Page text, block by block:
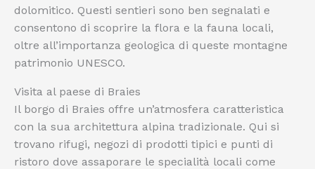
dolomitico. Questi sentieri sono ben segnalati e
consentono di scoprire la flora e la fauna locali,
oltre all’importanza geologica di queste montagne
patrimonio UNESCO.
Visita al paese di Braies
Il borgo di Braies offre un’atmosfera caratteristica
con la sua architettura alpina tradizionale. Qui si
trovano rifugi, negozi di prodotti tipici e punti di
ristoro dove assaporare le specialità locali come